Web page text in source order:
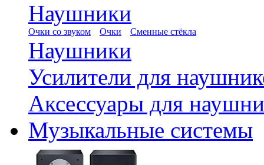
Наушники
Очки со звуком Очки Сменные стёкла
Наушники
Усилители для
Аксессуары для
Музыкальные системы